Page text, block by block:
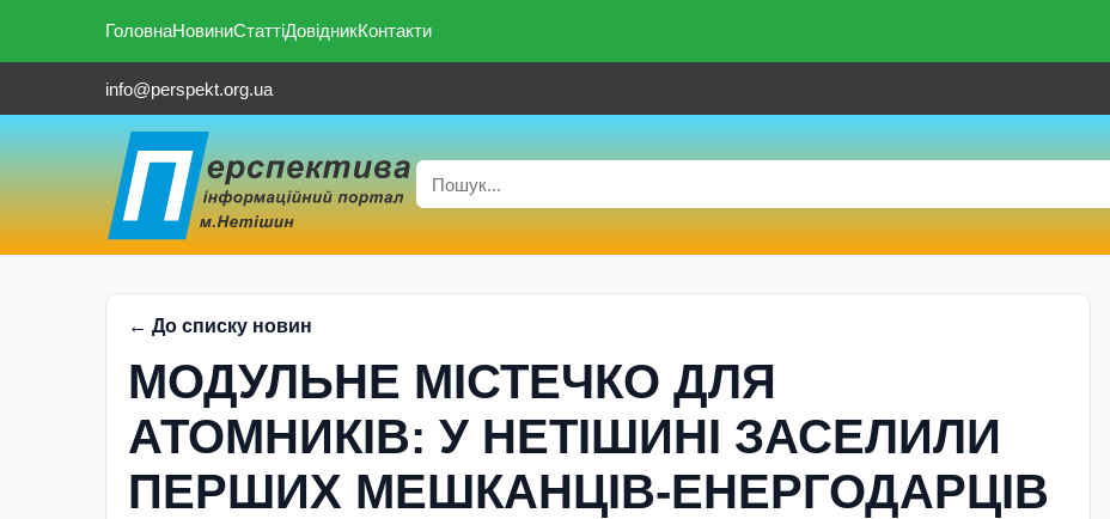
ГоловнаНовиниСтаттіДовідникКонтакти
info@perspekt.org.ua
← До списку новин
МОДУЛЬНЕ МІСТЕЧКО ДЛЯ
АТОМНИКІВ: У НЕТІШИНІ ЗАСЕЛИЛИ
ПЕРШИХ МЕШКАНЦІВ-ЕНЕРГОДАРЦІВ